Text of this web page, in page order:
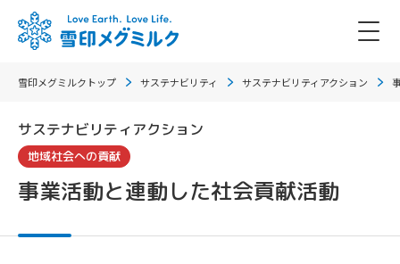
雪印メグミルクトップ サステナビリティ サステナビリティアクション
サステナビリティアクション
地域社会への貢献
事業活動と連動した社会貢献活動